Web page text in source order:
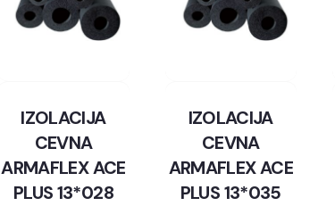
IZOLACIJA
CEVNA
ARMAFLEX ACE
PLUS 13*028
IZOLACIJA
CEVNA
ARMAFLEX ACE
PLUS 13*035